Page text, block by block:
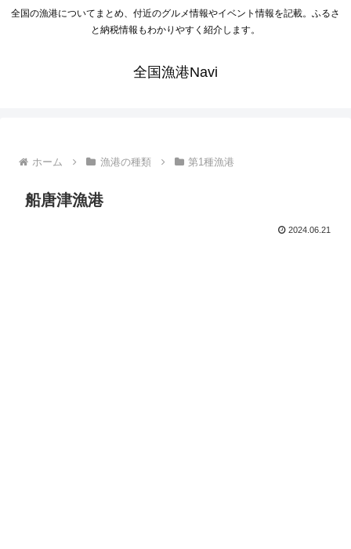
全国の漁港についてまとめ、付近のグルメ情報やイベント情報を記載。ふるさ
と納税情報もわかりやすく紹介します。
全国漁港Navi
ホーム 漁港の種類 第1種漁港
船唐津漁港
2024.06.21